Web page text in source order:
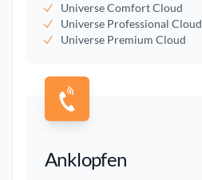
Universe Comfort Cloud
Universe Professional Cloud
Universe Premium Cloud
Anklopfen